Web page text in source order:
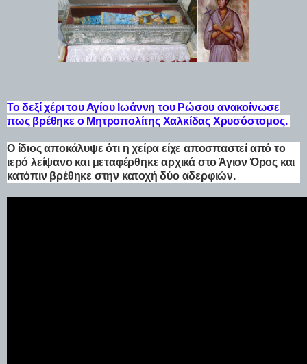
Το δεξί χέρι του Αγίου Ιωάννη του Ρώσου ανακοίνωσε
πως βρέθηκε ο Μητροπολίτης Χαλκίδας Χρυσόστομος.
Ο ίδιος αποκάλυψε ότι η χείρα είχε αποσπαστεί από το
ιερό λείψανο και μεταφέρθηκε αρχικά στο Άγιον Όρος και
κατόπιν βρέθηκε στην κατοχή δύο αδερφιών.